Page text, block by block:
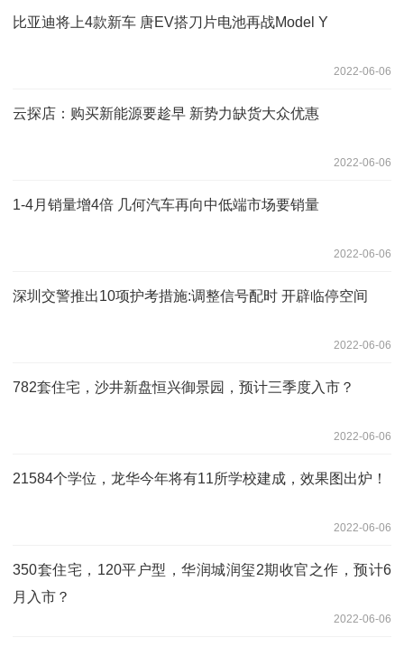
比亚迪将上4款新车 唐EV搭刀片电池再战Model Y
2022-06-06
云探店：购买新能源要趁早 新势力缺货大众优惠
2022-06-06
1-4月销量增4倍 几何汽车再向中低端市场要销量
2022-06-06
深圳交警推出10项护考措施:调整信号配时 开辟临停空间
2022-06-06
782套住宅，沙井新盘恒兴御景园，预计三季度入市？
2022-06-06
21584个学位，龙华今年将有11所学校建成，效果图出炉！
2022-06-06
350套住宅，120平户型，华润城润玺2期收官之作，预计6
月入市？
2022-06-06